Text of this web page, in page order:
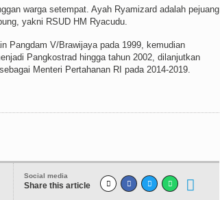
warga setempat. Ayah Ryamizard adalah pejuang
yakni RSUD HM Ryacudu.
Pangdam V/Brawijaya pada 1999, kemudian
Pangkostrad hingga tahun 2002, dilanjutkan
Menteri Pertahanan RI pada 2014-2019.
Social media
Share this article